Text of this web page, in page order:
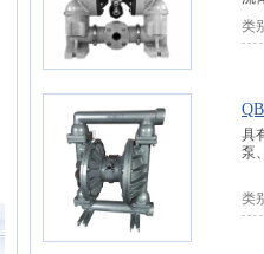
类
具
泵
类